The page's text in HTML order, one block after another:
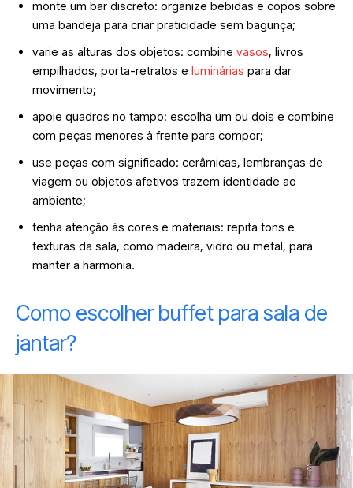
monte um bar discreto: organize bebidas e copos sobre
uma bandeja para criar praticidade sem bagunça;
varie as alturas dos objetos: combine vasos, livros
empilhados, porta-retratos e luminárias para dar
movimento;
apoie quadros no tampo: escolha um ou dois e combine
com peças menores à frente para compor;
use peças com significado: cerâmicas, lembranças de
viagem ou objetos afetivos trazem identidade ao
ambiente;
tenha atenção às cores e materiais: repita tons e
texturas da sala, como madeira, vidro ou metal, para
manter a harmonia.
Como escolher buffet para sala de
jantar?